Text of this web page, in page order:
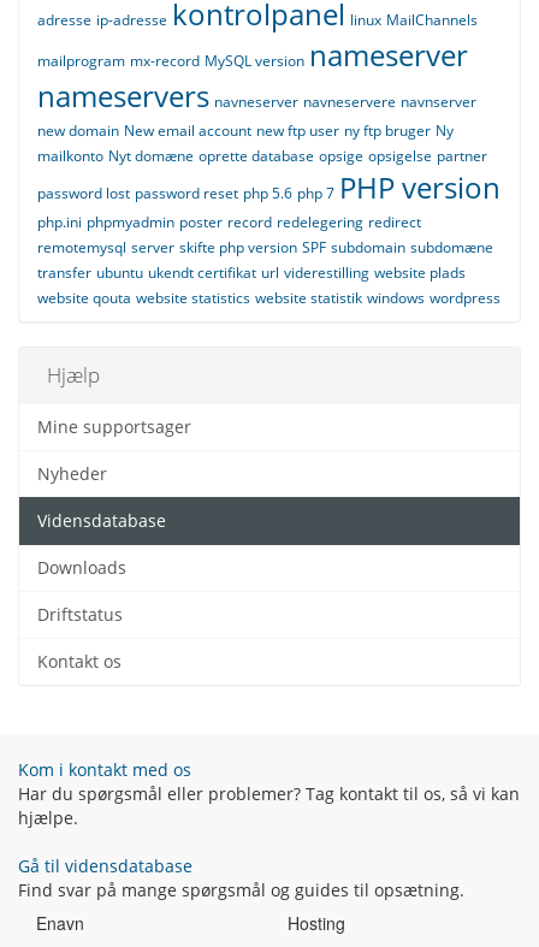
adresse ip-adresse kontrolpanel linux MailChannels
mailprogram mx-record MySQL version nameserver
nameservers navneserver navneservere navnserver
new domain New email account new ftp user ny ftp bruger Ny
mailkonto Nyt domæne oprette database opsige opsigelse partner
password lost password reset php 5.6 php 7 PHP version
php.ini phpmyadmin poster record redelegering redirect
remotemysql server skifte php version SPF subdomain subdomæne
transfer ubuntu ukendt certifikat url viderestilling website plads
website qouta website statistics website statistik windows wordpress
Hjælp
Mine supportsager
Nyheder
Vidensdatabase
Downloads
Driftstatus
Kontakt os
Kom i kontakt med os
Har du spørgsmål eller problemer? Tag kontakt til os, så vi kan
hjælpe.
Gå til vidensdatabase
Find svar på mange spørgsmål og guides til opsætning.
Enavn Hosting